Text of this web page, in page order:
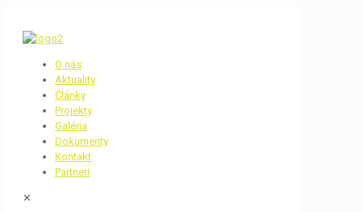
O nás
Aktuality
Články
Projekty
Galéria
Dokumenty
Kontakt
Partneri
✕